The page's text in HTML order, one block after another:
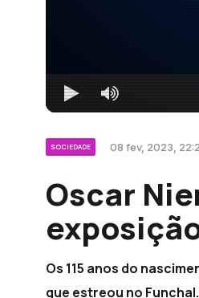
SOCIEDADE 08 fev, 2023,
Oscar
Os 115 anos do
que estreou no